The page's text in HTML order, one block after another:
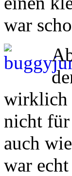
war
wirklich
nicht für
auch
war